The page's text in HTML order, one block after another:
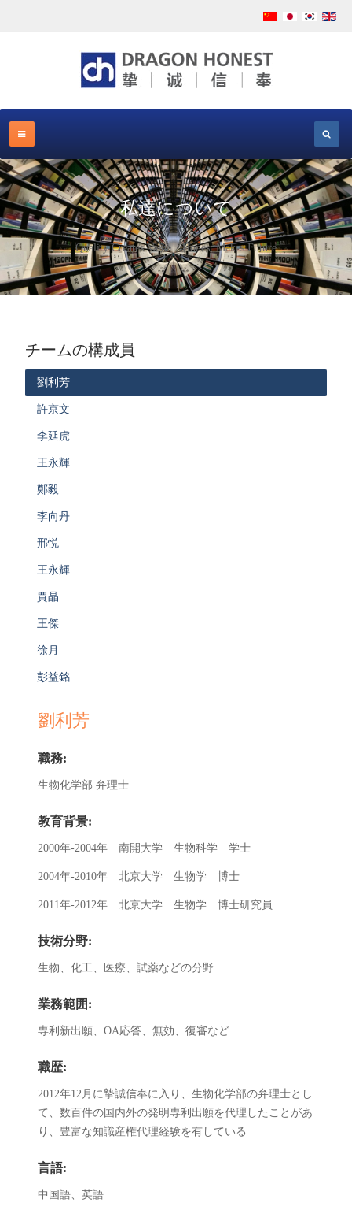
私達について
Quality Creates Value，Honest Makes Future
チームの構成員
劉利芳
許京文
李延虎
王永輝
鄭毅
李向丹
邢悦
王永輝
賈晶
王傑
徐月
彭益銘
劉利芳
職務:
生物化学部 弁理士
教育背景:
2000年-2004年 南開大学 生物科学 学士
2004年-2010年 北京大学 生物学 博士
2011年-2012年 北京大学 生物学 博士研究員
技術分野:
生物、化工、医療、試薬などの分野
業務範囲:
専利新出願、OA応答、無効、復審など
職歴:
2012年12月に摯誠信奉に入り、生物化学部の弁理士とし
て、数百件の国内外の発明専利出願を代理したことがあ
り、豊富な知識産権代理経験を有している
言語:
中国語、英語